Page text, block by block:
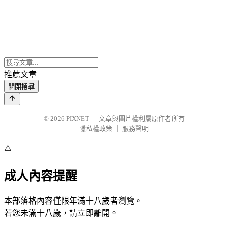
推薦文章
關閉搜尋
© 2026 PIXNET
文章與圖片權利屬原作者所有
隱私權政策
服務聲明
⚠️
成人內容提醒
本部落格內容僅限年滿十八歲者瀏覽。
若您未滿十八歲，請立即離開。